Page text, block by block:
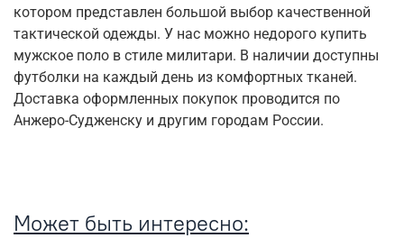
котором представлен большой выбор качественной
тактической одежды. У нас можно недорого купить
мужское поло в стиле милитари. В наличии доступны
футболки на каждый день из комфортных тканей.
Доставка оформленных покупок проводится по
Анжеро-Судженску и другим городам России.
Может быть интересно: